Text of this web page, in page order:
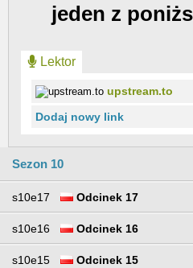
jeden z
Lektor
upstream.to
Dodaj nowy link
Sezon 10
s10e17 Odcinek 17
s10e16 Odcinek 16
s10e15 Odcinek 15